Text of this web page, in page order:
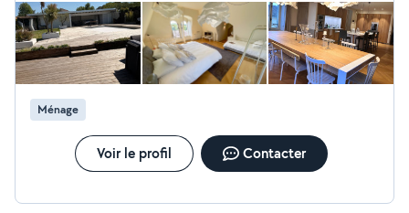
Ménage
Voir le profil Contacter